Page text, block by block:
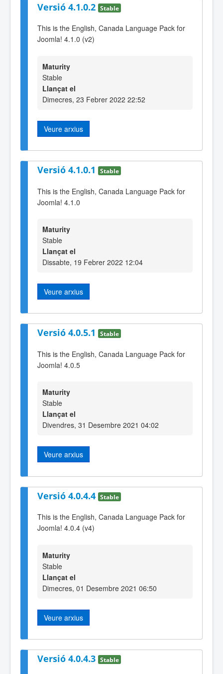
Versió 4.1.0.2 Stable
This is the English, Canada Language Pack for
Joomla! 4.1.0 (v2)
Maturity
Stable
Llançat el
Dimecres, 23 Febrer 2022 22:52
Veure arxius
Versió 4.1.0.1 Stable
This is the English, Canada Language Pack for
Joomla! 4.1.0
Maturity
Stable
Llançat el
Dissabte, 19 Febrer 2022 12:04
Veure arxius
Versió 4.0.5.1 Stable
This is the English, Canada Language Pack for
Joomla! 4.0.5
Maturity
Stable
Llançat el
Divendres, 31 Desembre 2021 04:02
Veure arxius
Versió 4.0.4.4 Stable
This is the English, Canada Language Pack for
Joomla! 4.0.4 (v4)
Maturity
Stable
Llançat el
Dimecres, 01 Desembre 2021 06:50
Veure arxius
Versió 4.0.4.3 Stable